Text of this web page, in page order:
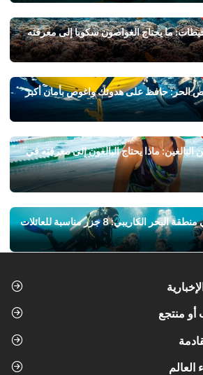
ما يحتاج الغواصون سكوبا إلى معرفته
الحر: حافظ على هدوئك واغوص بأمان أكبر
البالغين: ماذا يحتاج البالغون إلى معرفته في
8 جزر مناسبة للعائلات
منتجع